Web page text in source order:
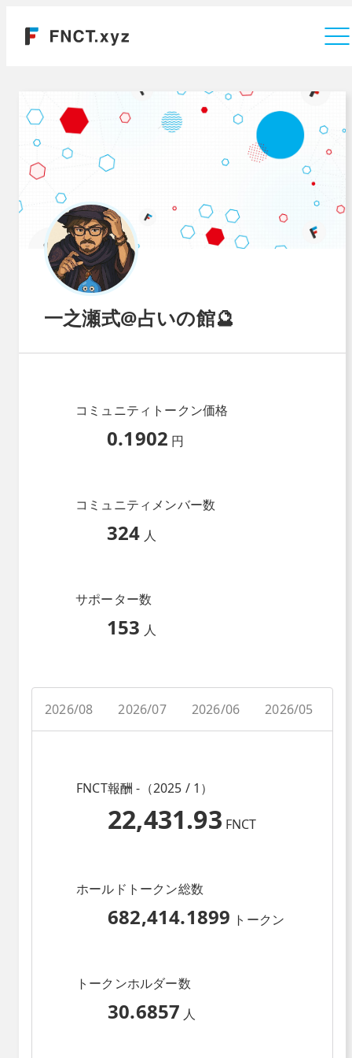
一之瀬式@占いの館🔮
コミュニティトークン価格
0.1902 円
コミュニティメンバー数
324 人
サポーター数
153 人
2026/08 2026/07 2026/06 2026/05
FNCT報酬 -（2025 / 1）
22,431.93 FNCT
ホールドトークン総数
682,414.1899 トークン
トークンホルダー数
30.6857 人